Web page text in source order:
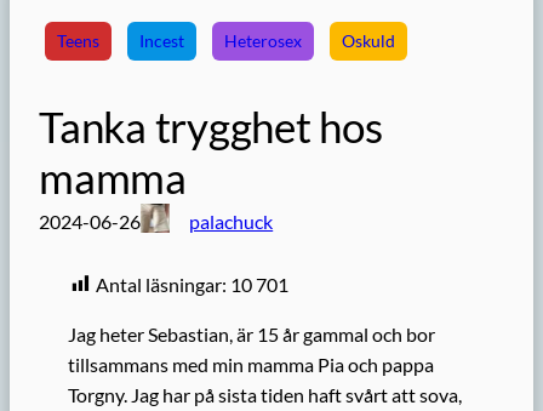
Teens Incest Heterosex Oskuld
Tanka trygghet hos
mamma
2024-06-26 palachuck
Antal läsningar: 10 701
Jag heter Sebastian, är 15 år gammal och bor
tillsammans med min mamma Pia och pappa
Torgny. Jag har på sista tiden haft svårt att sova,